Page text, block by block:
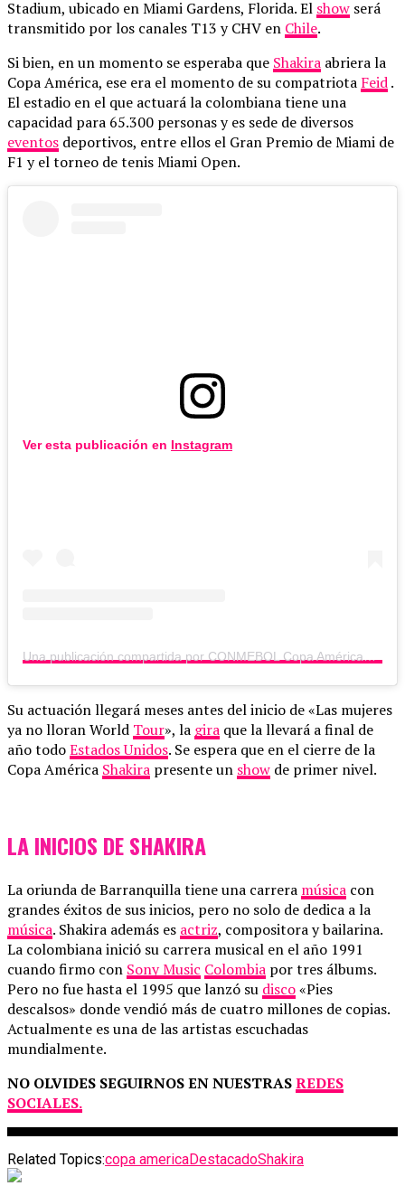
Stadium, ubicado en Miami Gardens, Florida. El show será
transmitido por los canales T13 y CHV en Chile.
Si bien, en un momento se esperaba que Shakira abriera la
Copa América, ese era el momento de su compatriota Feid.
El estadio en el que actuará la colombiana tiene una
capacidad para 65.300 personas y es sede de diversos
eventos deportivos, entre ellos el Gran Premio de Miami de
F1 y el torneo de tenis Miami Open.
Ver esta publicación en Instagram
Su actuación llegará meses antes del inicio de «Las mujeres
ya no lloran World Tour», la gira que la llevará a final de
año todoEstados Unidos. Se espera que en el cierre de la
Copa América Shakira presente un show de primer nivel.
LA INICIOS DE SHAKIRA
La oriunda de Barranquilla tiene una carrera música con
grandes éxitos de sus inicios, pero no solo de dedica a la
música. Shakira además es actriz, compositora y bailarina.
La colombiana inició su carrera musical en el año 1991
cuando firmo con Sony Music Colombia por tres álbums.
Pero no fue hasta el 1995 que lanzó su disco«Pies
descalsos» donde vendió más de cuatro millones de copias.
Actualmente es una de las artistas escuchadas
mundialmente.
NO OLVIDES SEGUIRNOS EN NUESTRASREDES
SOCIALES.
Related Topics:copa americaDestacadoShakira